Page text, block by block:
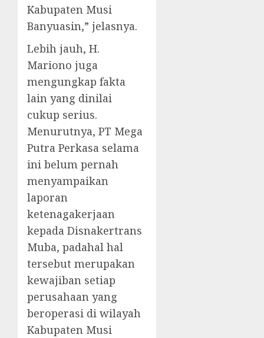
Kabupaten Musi
Banyuasin,” jelasnya.
Lebih jauh, H.
Mariono juga
mengungkap fakta
lain yang dinilai
cukup serius.
Menurutnya, PT Mega
Putra Perkasa selama
ini belum pernah
menyampaikan
laporan
ketenagakerjaan
kepada Disnakertrans
Muba, padahal hal
tersebut merupakan
kewajiban setiap
perusahaan yang
beroperasi di wilayah
Kabupaten Musi